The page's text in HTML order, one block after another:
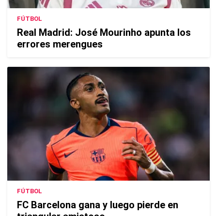
FÚTBOL
Real Madrid: José Mourinho apunta los
errores merengues
FÚTBOL
FC Barcelona gana y luego pierde en